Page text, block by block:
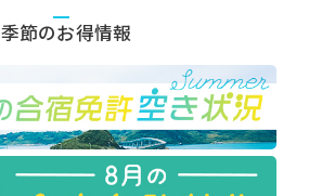
季節のお得情報